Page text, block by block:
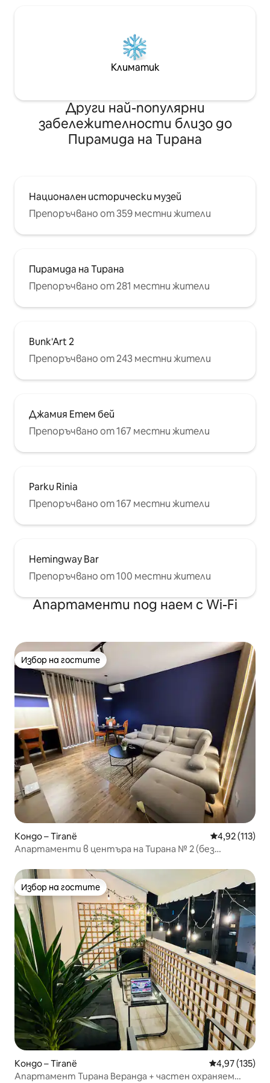
Климатик
Други най-популярни
забележителности близо до
Пирамида на Тирана
Национален исторически музей
Препоръчвано от 359 местни жители
Пирамида на Тирана
Препоръчвано от 281 местни жители
Bunk'Art 2
Препоръчвано от 243 местни жители
Джамия Етем бей
Препоръчвано от 167 местни жители
Parku Rinia
Препоръчвано от 167 местни жители
Hemingway Bar
Препоръчвано от 100 местни жители
Апартаменти под наем с Wi-Fi
Избор на гостите
Избор на гостите
Кондо – Tiranë Средна
4,92 (113)
Апартаменти в центъра на Тирана № 2 (без
Избор на гостите
Избор на гостите
Кондо – Tiranë Средна
4,97 (135)
Апартамент Тирана Веранда + частен охраняем